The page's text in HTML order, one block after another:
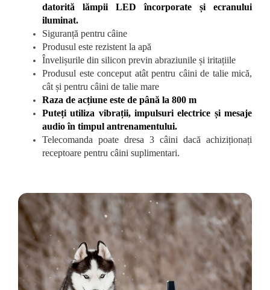
datorită lămpii LED încorporate și ecranului
iluminat.
Siguranță pentru câine
Produsul este rezistent la apă
Învelișurile din silicon previn abraziunile și iritațiile
Produsul este conceput atât pentru câini de talie mică,
cât și pentru câini de talie mare
Raza de acțiune este de până la 800 m
Puteți utiliza vibrații, impulsuri electrice și mesaje
audio în timpul antrenamentului.
Telecomanda poate dresa 3 câini dacă achiziționați
receptoare pentru câini suplimentari.